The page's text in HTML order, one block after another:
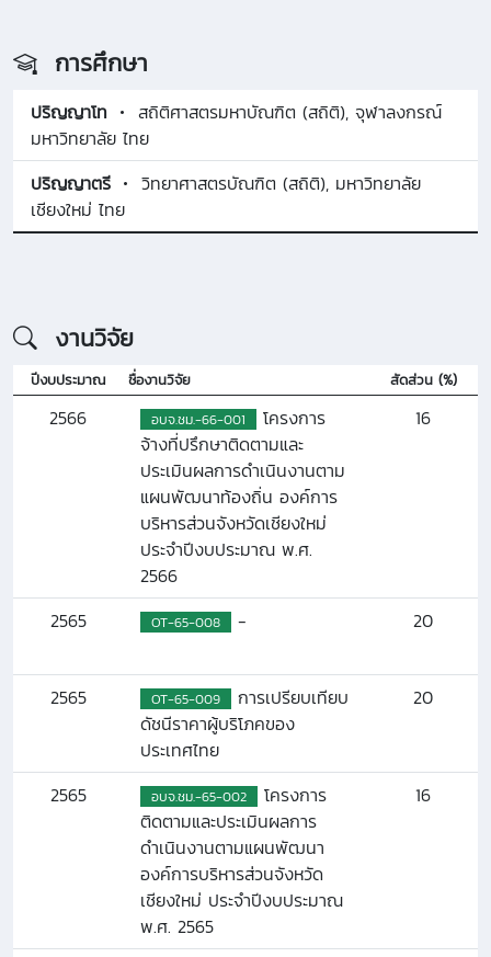
การศึกษา
ปริญญาโท
สถิติศาสตรมหาบัณฑิต (สถิติ), จุฬาลงกรณ์
มหาวิทยาลัย ไทย
ปริญญาตรี
วิทยาศาสตรบัณฑิต (สถิติ), มหาวิทยาลัย
เชียงใหม่ ไทย
งานวิจัย
ปีงบประมาณ ชื่องานวิจัย สัดส่วน (%)
2566 อบจ.ชม.-66-001
โครงการ
จ้างที่ปรึกษาติดตามและ
ประเมินผลการดำเนินงานตาม
แผนพัฒนาท้องถิ่น องค์การ
บริหารส่วนจังหวัดเชียงใหม่
ประจำปีงบประมาณ พ.ศ.
2566
16
2565 OT-65-008 - 20
2565 OT-65-009
การเปรียบเทียบ
ดัชนีราคาผู้บริโภคของ
ประเทศไทย
20
2565 อบจ.ชม.-65-002
โครงการ
ติดตามและประเมินผลการ
ดำเนินงานตามแผนพัฒนา
องค์การบริหารส่วนจังหวัด
เชียงใหม่ ประจำปีงบประมาณ
พ.ศ. 2565
16